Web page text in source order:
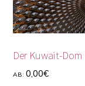
Der Kuwait-Dom
AB:0,00€